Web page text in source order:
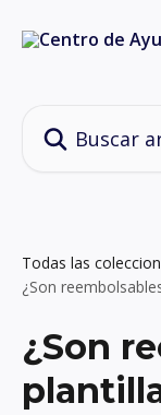
Todas las
¿Son
¿Son